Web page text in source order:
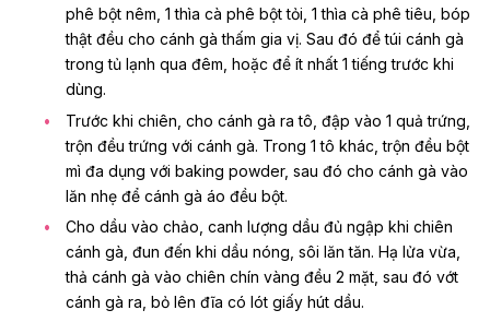
phê bột nêm, 1 thìa cà phê bột tỏi, 1 thìa cà phê tiêu, bóp
thật đều cho cánh gà thấm gia vị. Sau đó để túi cánh gà
trong tủ lạnh qua đêm, hoặc để ít nhất 1 tiếng trước khi
dùng.
Trước khi chiên, cho cánh gà ra tô, đập vào 1 quả trứng,
trộn đều trứng với cánh gà. Trong 1 tô khác, trộn đều bột
mì đa dụng với baking powder, sau đó cho cánh gà vào
lăn nhẹ để cánh gà áo đều bột.
Cho dầu vào chảo, canh lượng dầu đủ ngập khi chiên
cánh gà, đun đến khi dầu nóng, sôi lăn tăn. Hạ lửa vừa,
thả cánh gà vào chiên chín vàng đều 2 mặt, sau đó vớt
cánh gà ra, bỏ lên đĩa có lót giấy hút dầu.